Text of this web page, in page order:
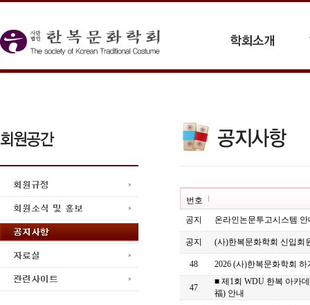
번호
공지
온라인논문투고시스템 안
공지 (사)한복문화학회 신입회
48 2026 (사)한복문화학회
47
■ 제1회 WDU 한복 아카
福) 안내